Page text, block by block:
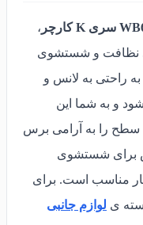
،
برای نظافت و شستشوی
به راحتی به لانس و
و به شما این
سطح را به آرامی برس
این برس برای شستشوی
مناسب است. برای
ی لوازم جانبی